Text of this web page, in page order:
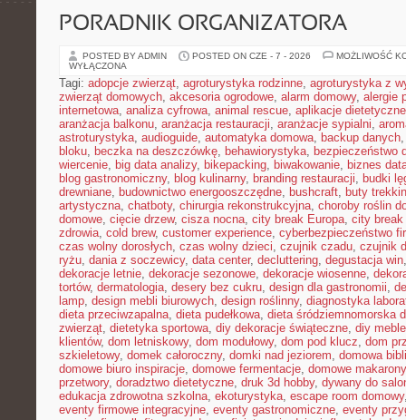
PORADNIK ORGANIZATORA
POSTED BY ADMIN POSTED ON CZE - 7 - 2026
MOŻLIWOŚĆ
WYŁĄCZONA
Tagi: adopcje zwierząt, agroturystyka rodzinne, agroturystyka z
zwierząt domowych, akcesoria ogrodowe, alarm domowy, alergie
internetowa, analiza cyfrowa, animal rescue, aplikacje dietetyczne
aranżacja balkonu, aranżacja restauracji, aranżacje sypialni,
astroturystyka, audioguide, automatyka domowa, backup danych
bloku, beczka na deszczówkę, behawiorystyka, bezpieczeństwo
wiercenie, big data analizy, bikepacking, biwakowanie, biznes
blog gastronomiczny, blog kulinarny, branding restauracji, budki
drewniane, budownictwo energooszczędne, bushcraft, buty
artystyczna, chatboty, chirurgia rekonstrukcyjna, choroby roślin
domowe, cięcie drzew, cisza nocna, city break Europa, city
zdrowia, cold brew, customer experience, cyberbezpieczeństwo
czas wolny dorosłych, czas wolny dzieci, czujnik czadu, czujnik
ryżu, dania z soczewicy, data center, decluttering, degustacja win
dekoracje letnie, dekoracje sezonowe, dekoracje wiosenne,
tortów, dermatologia, desery bez cukru, design dla gastronomii,
lamp, design mebli biurowych, design roślinny, diagnostyka
dieta przeciwzapalna, dieta pudełkowa, dieta śródziemnomorska
zwierząt, dietetyka sportowa, diy dekoracje świąteczne, diy
klientów, dom letniskowy, dom modułowy, dom pod klucz, dom
szkieletowy, domek całoroczny, domki nad jeziorem, domowa
domowe biuro inspiracje, domowe fermentacje, domowe makarony
przetwory, doradztwo dietetyczne, druk 3d hobby, dywany do
edukacja zdrowotna szkolna, ekoturystyka, escape room domowy
eventy firmowe integracyjne, eventy gastronomiczne, eventy